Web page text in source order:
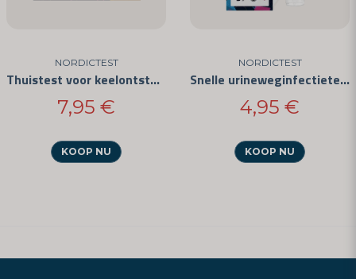
NORDICTEST
Thuistest voor keelontsteking
7,95 €
KOOP NU
NORDICTEST
Snelle urineweginfectietest
4,95 €
KOOP NU